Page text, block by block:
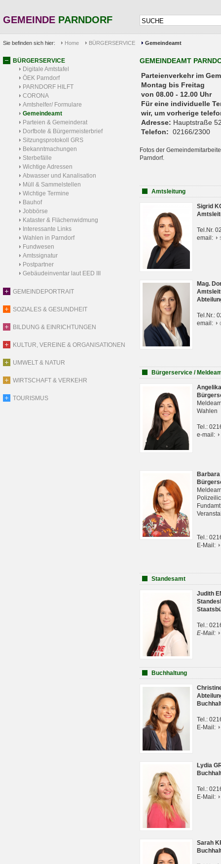
GEMEINDE PARNDORF
Sie befinden sich hier: Home BÜRGERSERVICE Gemeindeamt
BÜRGERSERVICE
Digitale Amtstafel
ÖEK Parndorf
PARNDORF HILFT
CORONA
Amtshelfer/ Formulare
Gemeindeamt
Parteien & Gemeinderat
Dorfbote & Bürgermeisterbrief
Sitzungsprotokoll GRS
Bekanntmachungen
Sterbefälle
Wichtige Adressen
Abwasser und Kanalisation
Müll & Sammelstellen
Wichtige Termine
Bauhof
Jobbörse
Kataster & Flächenwidmung
Interessante Links
Wahlen in Parndorf
Fundwesen
Amtssignatur
Postpartner
Gebäudeinventar laut EED III
GEMEINDEPORTRAIT
SOZIALES & GESUNDHEIT
BILDUNG & EINRICHTUNGEN
KULTUR, VEREINE & ORGANISATIONEN
UMWELT & NATUR
WIRTSCHAFT & VERKEHR
TOURISMUS
GEMEINDEAMT
Parteienverkehr
Montag bis Freitag
von 08.00 - 12.00 Uhr
Für eine individuelle
wir, um vorherige
Adresse: Hauptstraße
Telefon: 02166/2300
Fotos der
Parndorf.
Amtsleitung
Sigrid
Tel.Nr.
email:
Mag.
Tel.Nr.:
email:
Bürgerservice /
Wahlen
Tel.:
e-mail:
Tel.:
E-Mail:
Standesamt
Judith
Tel.:
E-Mail:
Buchhaltung
Tel.:
E-Mail:
Lydia
Tel.:
E-Mail:
Sarah